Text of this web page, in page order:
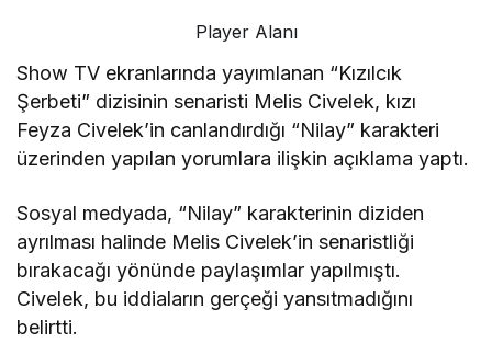
Player Alanı
Show TV ekranlarında yayımlanan “Kızılcık
Şerbeti” dizisinin senaristi Melis Civelek, kızı
Feyza Civelek’in canlandırdığı “Nilay” karakteri
üzerinden yapılan yorumlara ilişkin açıklama yaptı.
Sosyal medyada, “Nilay” karakterinin diziden
ayrılması halinde Melis Civelek’in senaristliği
bırakacağı yönünde paylaşımlar yapılmıştı.
Civelek, bu iddiaların gerçeği yansıtmadığını
belirtti.